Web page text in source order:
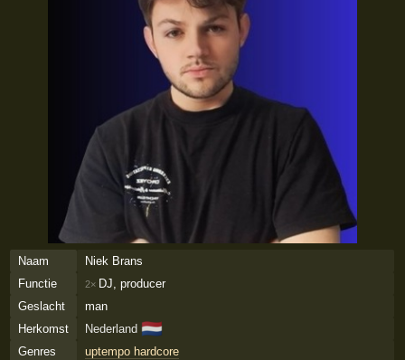
Naam
Niek Brans
Functie
2× DJ, producer
Geslacht
man
Herkomst
Nederland 🇳🇱
Genres
uptempo hardcore